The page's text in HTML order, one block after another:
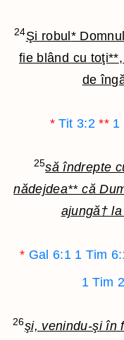
24Şi robul *
fie blând cu toţi**
de
* Tit 3:2 ** 1
25să îndrepte
nădejdea**că
ajungă†
* Gal 6:1 1 Tim
1 Tim
26şi, venindu-şi în